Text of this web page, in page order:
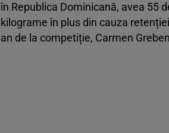
în Republica Dominicană, avea 55
kilograme în plus din cauza
an de la competiție, Carmen